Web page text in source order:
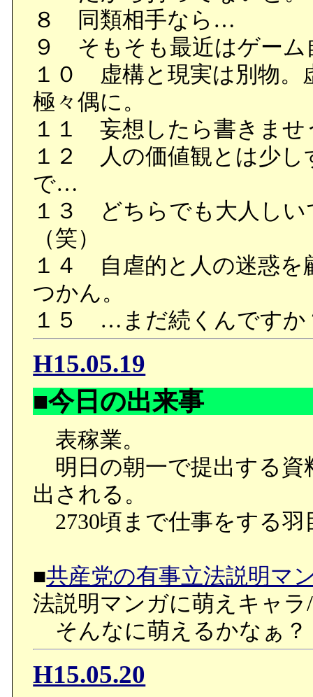
８ 同類相手なら…
９ そもそも最近はゲーム
１０ 虚構と現実は別物。
極々偶に。
１１ 妄想したら書きませ
１２ 人の価値観とは少し
で…
１３ どちらでも大人しい
（笑）
１４ 自虐的と人の迷惑を
つかん。
１５ …まだ続くんですか
H15.05.19
■今日の出来事
表稼業。
明日の朝一で提出する資
出される。
2730頃まで仕事をする羽
■共産党の有事立法説明マ
法説明マンガに萌えキャラ
そんなに萌えるかなぁ？
H15.05.20